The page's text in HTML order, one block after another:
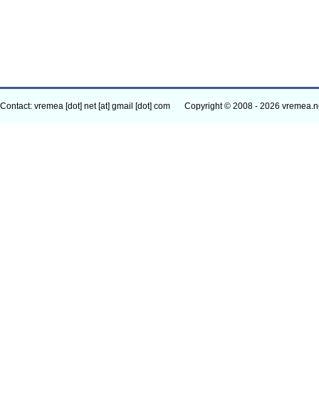
Contact: vremea [dot] net [at] gmail [dot] com Copyright © 2008 - 2026